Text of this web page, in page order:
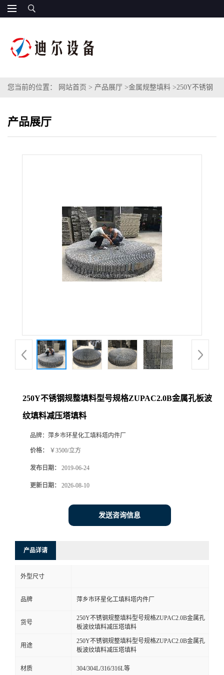
您当前的位置： 网站首页 > 产品展厅 >金属规整填料 >250Y不锈钢
产品展厅
250Y不锈钢规整填料型号规格ZUPAC2.0B金属孔板波
纹填料减压塔填料
品牌： 萍乡市环星化工填料塔内件厂
价格： ￥3500/立方
发布日期： 2019-06-24
更新日期： 2026-08-10
发送咨询信息
产品详请
外型尺寸
品牌 萍乡市环星化工填料塔内件厂
货号
250Y不锈钢规整填料型号规格ZUPAC2.0B金属孔
板波纹填料减压塔填料
用途
250Y不锈钢规整填料型号规格ZUPAC2.0B金属孔
板波纹填料减压塔填料
材质 304/304L/316/316L等